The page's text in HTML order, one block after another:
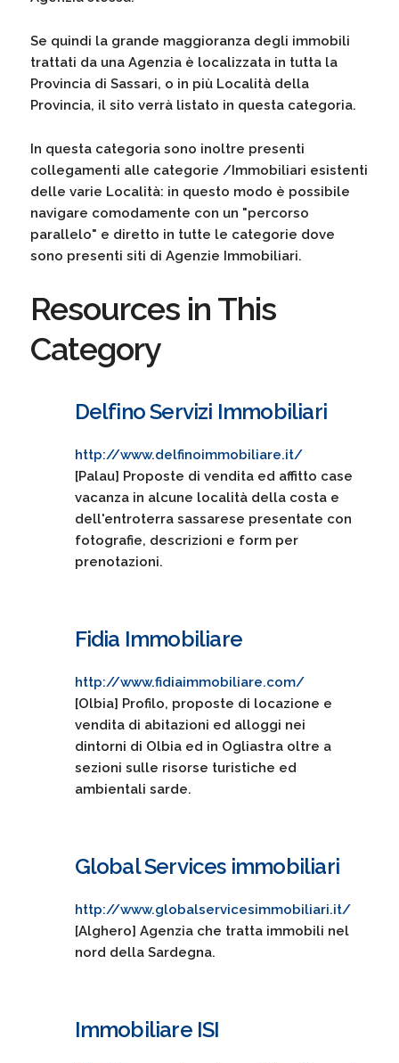
Se quindi la grande maggioranza degli immobili
trattati da una Agenzia è localizzata in tutta la
Provincia di Sassari, o in più Località della
Provincia, il sito verrà listato in questa categoria.
In questa categoria sono inoltre presenti
collegamenti alle categorie /Immobiliari esistenti
delle varie Località: in questo modo è possibile
navigare comodamente con un "percorso
parallelo" e diretto in tutte le categorie dove
sono presenti siti di Agenzie Immobiliari.
Resources in This
Category
Delfino Servizi Immobiliari
http://www.delfinoimmobiliare.it/
[Palau] Proposte di vendita ed affitto case
vacanza in alcune località della costa e
dell'entroterra sassarese presentate con
fotografie, descrizioni e form per
prenotazioni.
Fidia Immobiliare
http://www.fidiaimmobiliare.com/
[Olbia] Profilo, proposte di locazione e
vendita di abitazioni ed alloggi nei
dintorni di Olbia ed in Ogliastra oltre a
sezioni sulle risorse turistiche ed
ambientali sarde.
Global Services immobiliari
http://www.globalservicesimmobiliari.it/
[Alghero] Agenzia che tratta immobili nel
nord della Sardegna.
Immobiliare ISI